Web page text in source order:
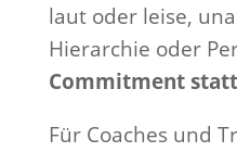
laut oder leise,
Hierarchie oder
Commitment
Für Coaches und